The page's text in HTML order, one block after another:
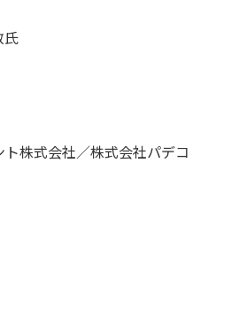
氏
株式会社／株式会社パデコ